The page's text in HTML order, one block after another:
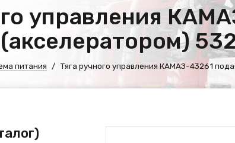
управления
питания Тяга ручного управления КАМАЗ-43261